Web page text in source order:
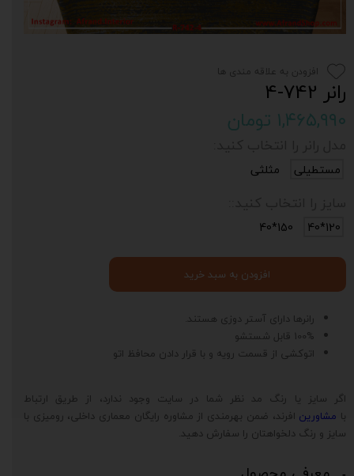
رانر 742-4
۱,۴۶۵,۹۹۰ تومان
رانرها دارای آستر دوزی هستند.
100% قابل شستشو
اتوکشی از قسمت رویه و با قرار دادن محافظ اتو
اگر سایز یا رنگ مد نظر شما در سایت وجود ندارد، از طریق ارتباط
با مشاورین افرند، ضمن بهرمندی از مشاوره رایگان معماری داخلی، رومیزی با
سایز و رنگ دلخواهتان را سفارش دهید.
مستطیلی مثلثی
120*40
150*40
افزودن به سبد خرید
افزودن به علاقه مندی ها